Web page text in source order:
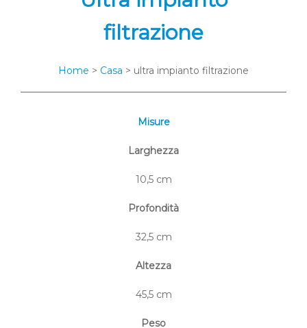
filtrazione
Home > Casa > ultra impianto filtrazione
Misure
Larghezza
10,5 cm
Profondità
32,5 cm
Altezza
45,5 cm
Peso